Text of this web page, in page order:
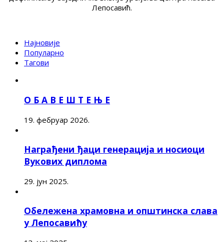
Лепосавић.
Најновије
Популарно
Тагови
О Б А В Е Ш Т Е Њ Е
19. фебруар 2026.
Награђени ђаци генерација и носиоци
Вукових диплома
29. јун 2025.
Обележена храмовна и општинска слава
у Лепосавићу